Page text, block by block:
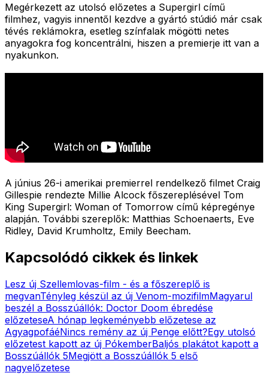
Megérkezett az utolsó előzetes a Supergirl című
filmhez, vagyis innentől kezdve a gyártó stúdió már csak
tévés reklámokra, esetleg színfalak mögötti netes
anyagokra fog koncentrálni, hiszen a premierje itt van a
nyakunkon.
A június 26-i amerikai premierrel rendelkező filmet Craig
Gillespie rendezte Millie Alcock főszereplésével Tom
King Supergirl: Woman of Tomorrow című képregénye
alapján. További szereplők: Matthias Schoenaerts, Eve
Ridley, David Krumholtz, Emily Beecham.
Kapcsolódó cikkek és linkek
Lesz új Szellemlovas-film - és a főszereplő is
megvanTényleg készül az új Venom-mozifilmMagyarul
beszél a Bosszúállók: Doctor Doom ébredése
előzeteseA hónap legkeményebb előzetese az
AgyagpofáéNincs remény az új Penge előtt?Egy utolsó
előzetest kapott az új PókemberBaljós plakátot kapott a
Bosszúállók 5Megjött a Bosszúállók 5 első
nagyelőzetese